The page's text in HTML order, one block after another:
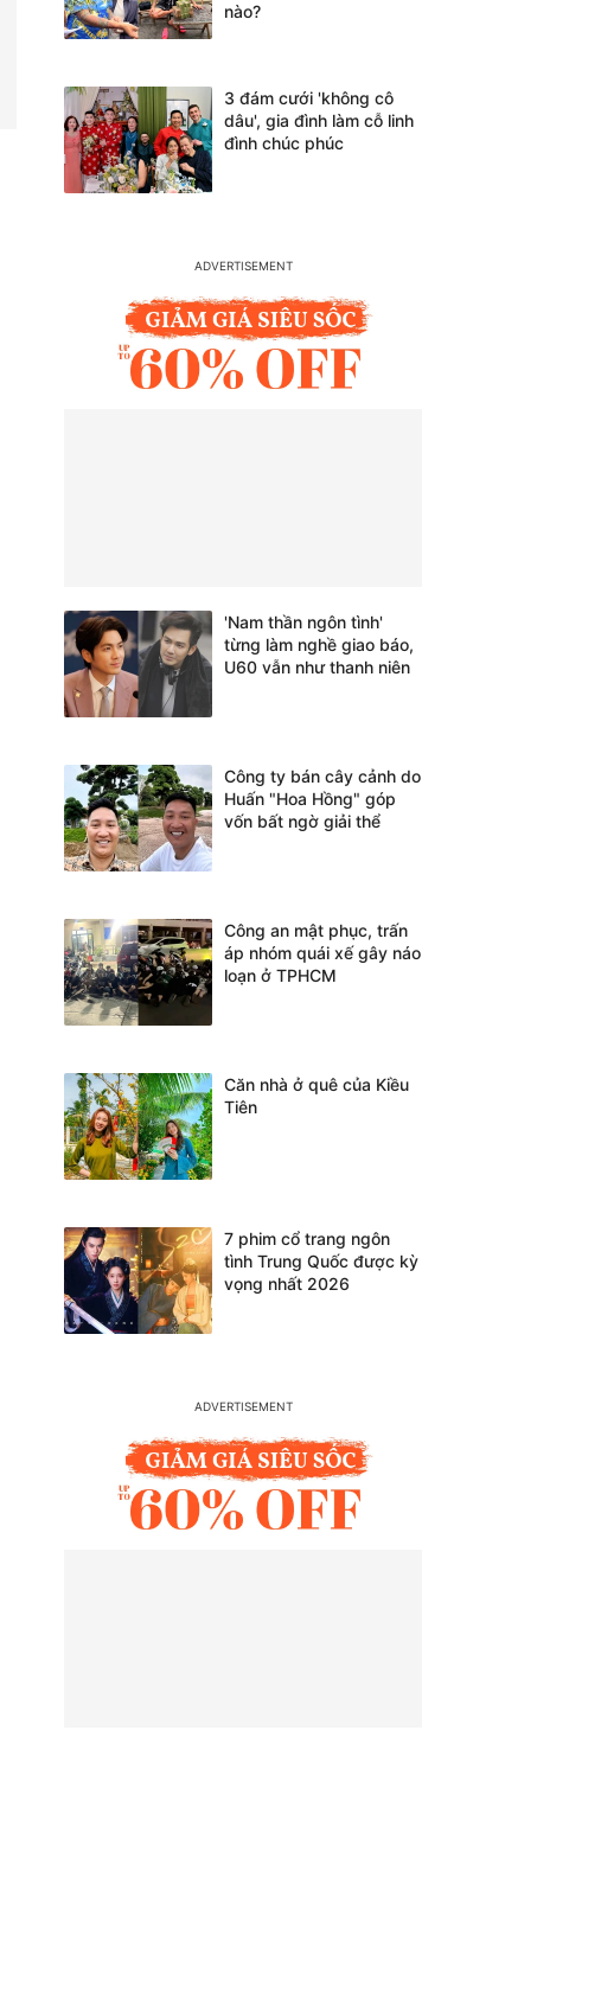
nào?
3 đám cưới 'không cô
dâu', gia đình làm cỗ linh
đình chúc phúc
'Nam thần ngôn tình'
từng làm nghề giao báo,
U60 vẫn như thanh niên
Công ty bán cây cảnh do
Huấn "Hoa Hồng" góp
vốn bất ngờ giải thể
Công an mật phục, trấn
áp nhóm quái xế gây náo
loạn ở TPHCM
Căn nhà ở quê của Kiều
Tiên
7 phim cổ trang ngôn
tình Trung Quốc được kỳ
vọng nhất 2026